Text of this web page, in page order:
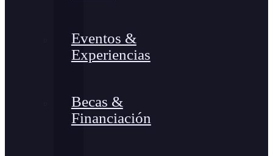
Eventos &
Experiencias
Becas &
Financiación